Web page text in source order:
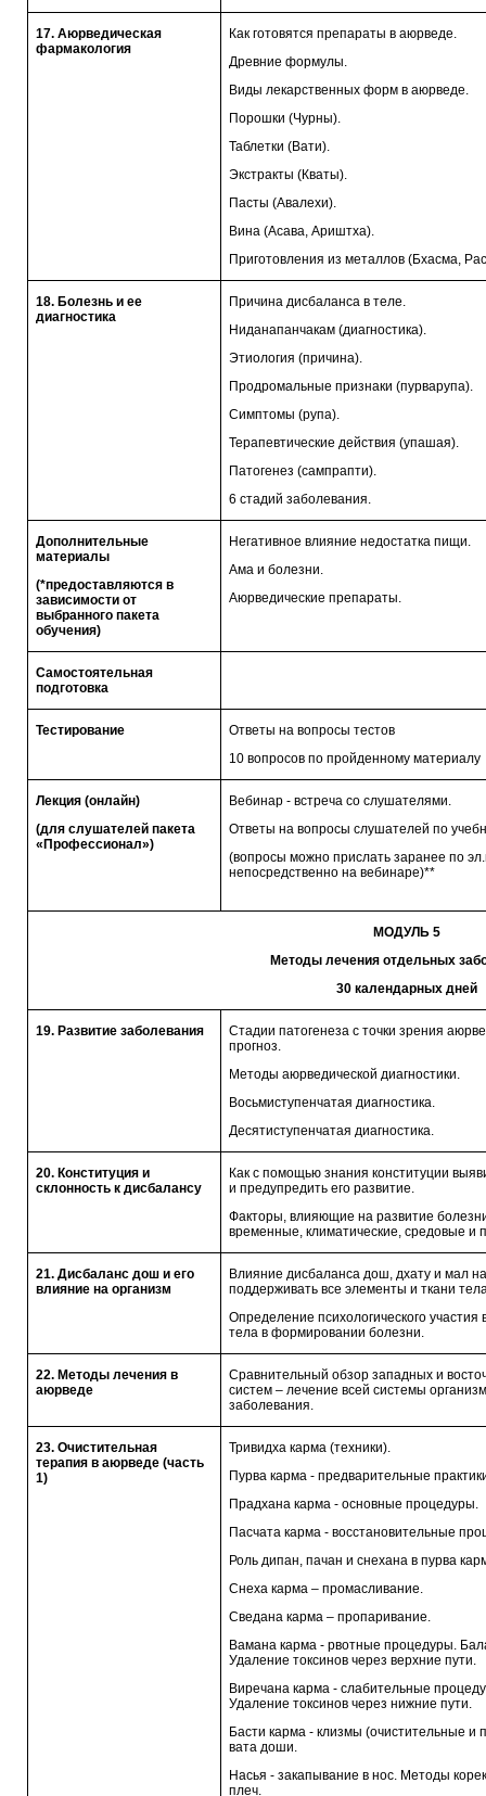
17. Аюрведическая
фармакология
Как готовятся препараты в аюрведе.
Древние формулы.
Виды лекарственных форм в аюрведе.
Порошки (Чурны).
Таблетки (Вати).
Экстракты (Кваты).
Пасты (Авалехи).
Вина (Асава, Ариштха).
Приготовления из металлов (Бхасма,
18. Болезнь и ее
диагностика
Причина дисбаланса в теле.
Ниданапанчакам (диагностика).
Этиология (причина).
Продромальные признаки (пурварупа).
Симптомы (рупа).
Терапевтические действия (упашая).
Патогенез (сампрапти).
6 стадий заболевания.
Дополнительные
материалы
(*предоставляются в
зависимости от
выбранного пакета
обучения)
Негативное влияние недостатка пищи.
Ама и болезни.
Аюрведические препараты.
Самостоятельная
подготовка
Тестирование
Ответы на вопросы тестов
10 вопросов по пройденному материалу
Лекция (онлайн)
(для слушателей пакета
«Профессионал»)
Вебинар - встреча со слушателями.
Ответы на вопросы слушателей по
(вопросы можно прислать заранее по
непосредственно на вебинаре)**
МОДУЛЬ 5
Методы лечения отдельных
30 календарных дней
19. Развитие заболевания
Стадии патогенеза с точки зрения
прогноз.
Методы аюрведической диагностики.
Восьмиступенчатая диагностика.
Десятиступенчатая диагностика.
20. Конституция и
склонность к дисбалансу
Как с помощью знания конституции
и предупредить его развитие.
Факторы, влияющие на развитие
временные, климатические, средовые и
21. Дисбаланс дош и его
влияние на организм
Влияние дисбаланса дош, дхату и мал
поддерживать все элементы и ткани
Определение психологического участия
тела в формировании болезни.
22. Методы лечения в
аюрведе
Сравнительный обзор западных и
систем – лечение всей системы
заболевания.
23. Очистительная
терапия в аюрведе (часть
1)
Тривидха карма (техники).
Пурва карма - предварительные
Прадхана карма - основные процедуры.
Пасчата карма - восстановительные
Роль дипан, пачан и снехана в пурва
Снеха карма – промасливание.
Сведана карма – пропаривание.
Вамана карма - рвотные процедуры.
Удаление токсинов через верхние пути.
Виречана карма - слабительные
Удаление токсинов через нижние пути.
Басти карма - клизмы (очистительные и
вата доши.
Насья - закапывание в нос. Методы
плеч.